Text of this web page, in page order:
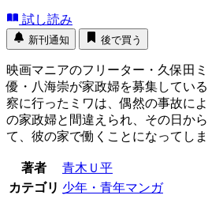
試し読み
新刊通知 後で買う
映画マニアのフリーター・久保田
優・八海崇が家政婦を募集してい
察に行ったミワは、偶然の事故に
の家政婦と間違えられ、その日か
て、彼の家で働くことになってし
著者
青木Ｕ平
カテゴリ 少年・青年マンガ